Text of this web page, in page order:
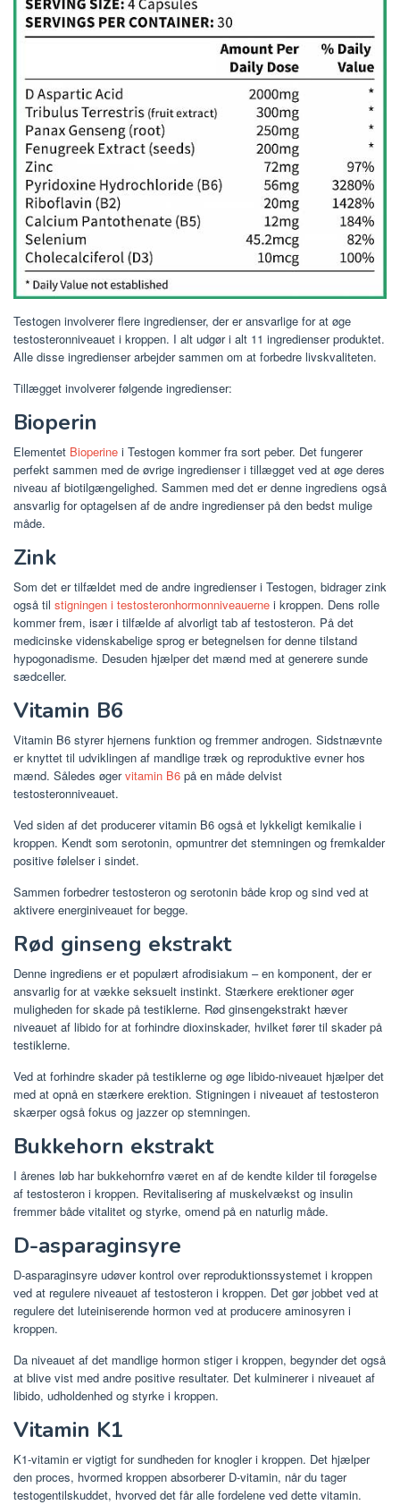
Testogen involverer flere ingredienser, der er ansvarlige for at øge
testosteronniveauet i kroppen. I alt udgør i alt 11 ingredienser produktet.
Alle disse ingredienser arbejder sammen om at forbedre livskvaliteten.
Tillægget involverer følgende ingredienser:
Bioperin
Elementet Bioperine i Testogen kommer fra sort peber. Det fungerer
perfekt sammen med de øvrige ingredienser i tillægget ved at øge deres
niveau af biotilgængelighed. Sammen med det er denne ingrediens også
ansvarlig for optagelsen af ​​de andre ingredienser på den bedst mulige
måde.
Zink
Som det er tilfældet med de andre ingredienser i Testogen, bidrager zink
også til stigningen i testosteronhormonniveauerne i kroppen. Dens rolle
kommer frem, især i tilfælde af alvorligt tab af testosteron. På det
medicinske videnskabelige sprog er betegnelsen for denne tilstand
hypogonadisme. Desuden hjælper det mænd med at generere sunde
sædceller.
Vitamin B6
Vitamin B6 styrer hjernens funktion og fremmer androgen. Sidstnævnte
er knyttet til udviklingen af ​​mandlige træk og reproduktive evner hos
mænd. Således øgervitamin B6 på en måde delvist
testosteronniveauet.
Ved siden af ​​det producerer vitamin B6 også et lykkeligt kemikalie i
kroppen. Kendt som serotonin, opmuntrer det stemningen og fremkalder
positive følelser i sindet.
Sammen forbedrer testosteron og serotonin både krop og sind ved at
aktivere energiniveauet for begge.
Rød ginseng ekstrakt
Denne ingrediens er et populært afrodisiakum – en komponent, der er
ansvarlig for at vække seksuelt instinkt. Stærkere erektioner øger
muligheden for skade på testiklerne. Rød ginsengekstrakt hæver
niveauet af libido for at forhindre dioxinskader, hvilket fører til skader på
testiklerne.
Ved at forhindre skader på testiklerne og øge libido-niveauet hjælper det
med at opnå en stærkere erektion. Stigningen i niveauet af testosteron
skærper også fokus og jazzer op stemningen.
Bukkehorn ekstrakt
I årenes løb har bukkehornfrø været en af ​​de kendte kilder til forøgelse
af testosteron i kroppen. Revitalisering af muskelvækst og insulin
fremmer både vitalitet og styrke, omend på en naturlig måde.
D-asparaginsyre
D-asparaginsyre udøver kontrol over reproduktionssystemet i kroppen
ved at regulere niveauet af testosteron i kroppen. Det gør jobbet ved at
regulere det luteiniserende hormon ved at producere aminosyren i
kroppen.
Da niveauet af det mandlige hormon stiger i kroppen, begynder det også
at blive vist med andre positive resultater. Det kulminerer i niveauet af
libido, udholdenhed og styrke i kroppen.
Vitamin K1
K1-vitamin er vigtigt for sundheden for knogler i kroppen. Det hjælper
den proces, hvormed kroppen absorberer D-vitamin, når du tager
testogentilskuddet, hvorved det får alle fordelene ved dette vitamin.